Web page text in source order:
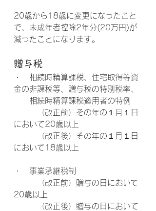
20歳から18歳に変更になったこと
で、未成年者控除2年分(20万円)が
減ったことになります。
贈与税
・　相続時精算課税、住宅取得等資
金の非課税等、贈与税の特別税率、
相続時精算課税適用者の特例
（改正前）その年の１月１日
において20歳以上
（改正後）その年の１月１日
において18歳以上
・　事業承継税制
（改正前）贈与の日において
20歳以上
（改正後）贈与の日において